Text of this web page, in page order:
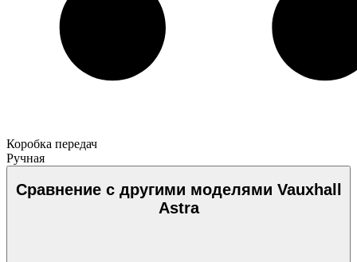
Коробка передач
Ручная
Сравнение с другими моделями Vauxhall
Astra